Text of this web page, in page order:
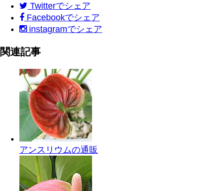
Twitterでシェア
Facebookでシェア
instagramでシェア
関連記事
アンスリウムの通販